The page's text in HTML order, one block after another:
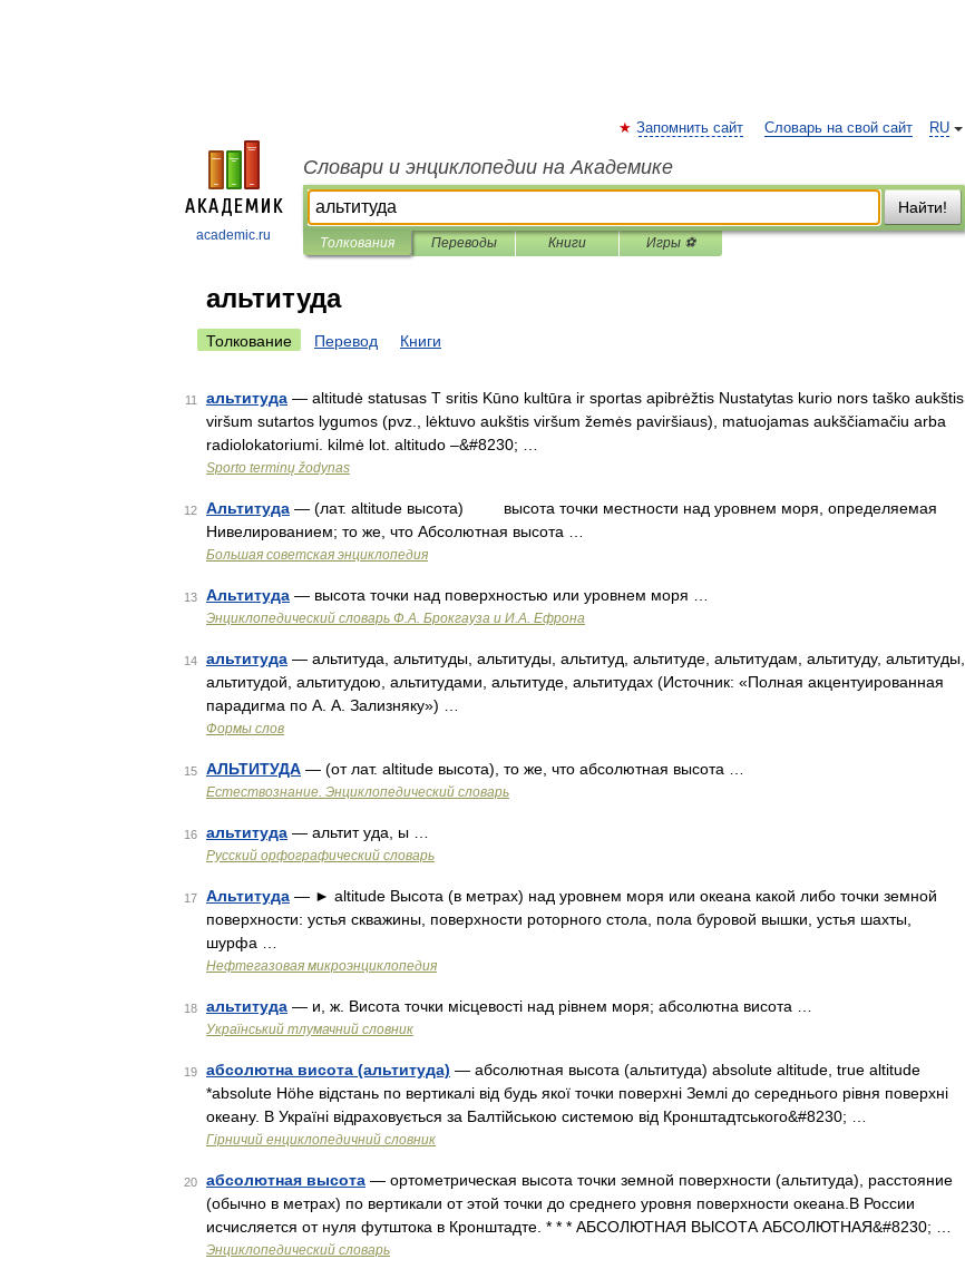
academic.ru
RU
Запомнить сайт Словарь на свой сайт
Словари и энциклопедии на Академике
Найти!
Толкования Переводы Книги Игры ⚽
альтитуда
Толкование Перевод Книги
11 альтитуда — altitudė statusas T sritis Kūno kultūra ir sportas apibrėžtis Nustatytas kurio nors taško aukštis
viršum sutartos lygumos (pvz., lėktuvo aukštis viršum žemės paviršiaus), matuojamas aukščiamačiu arba
radiolokatoriumi. kilmė lot. altitudo –&#8230; …
Sporto terminų žodynas
12 Альтитуда — (лат. altitude высота) высота точки местности над уровнем моря, определяемая
Нивелированием; то же, что Абсолютная высота …
Большая советская энциклопедия
13 Альтитуда — высота точки над поверхностью или уровнем моря …
Энциклопедический словарь Ф.А. Брокгауза и И.А. Ефрона
14 альтитуда — альтитуда, альтитуды, альтитуды, альтитуд, альтитуде, альтитудам, альтитуду, альтитуды,
альтитудой, альтитудою, альтитудами, альтитуде, альтитудах (Источник: «Полная акцентуированная
парадигма по А. А. Зализняку») …
Формы слов
15 АЛЬТИТУДА — (от лат. altitude высота), то же, что абсолютная высота …
Естествознание. Энциклопедический словарь
16 альтитуда — альтит уда, ы …
Русский орфографический словарь
17 Альтитуда — ► altitude Высота (в метрах) над уровнем моря или океана какой либо точки земной
поверхности: устья скважины, поверхности роторного стола, пола буровой вышки, устья шахты,
шурфа …
Нефтегазовая микроэнциклопедия
18 альтитуда — и, ж. Висота точки місцевості над рівнем моря; абсолютна висота …
Український тлумачний словник
19 абсолютна висота (альтитуда) — абсолютная высота (альтитуда) absolute altitude, true altitude
*absolute Höhe відстань по вертикалі від будь якої точки поверхні Землі до середнього рівня поверхні
океану. В Україні відраховується за Балтійською системою від Кронштадтського&#8230; …
Гірничий енциклопедичний словник
20 абсолютная высота — ортометрическая высота точки земной поверхности (альтитуда), расстояние
(обычно в метрах) по вертикали от этой точки до среднего уровня поверхности океана.В России
исчисляется от нуля футштока в Кронштадте. * * * АБСОЛЮТНАЯ ВЫСОТА АБСОЛЮТНАЯ&#8230; …
Энциклопедический словарь